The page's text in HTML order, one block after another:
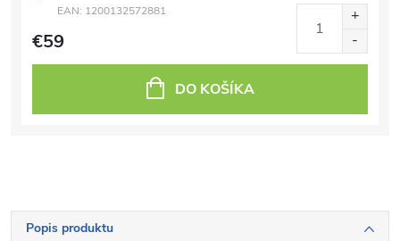
EAN: 1200132572881
€59
DO KOŠÍKA
Popis produktu